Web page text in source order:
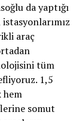
da yaptığı
araç
tüm
1,5
hem
somut